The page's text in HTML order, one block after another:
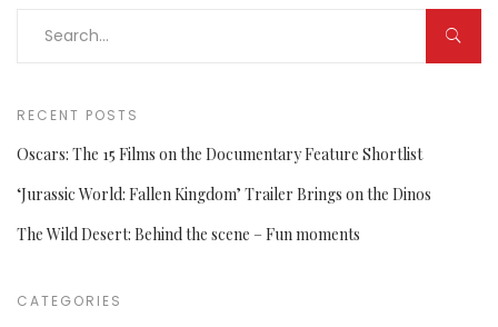
RECENT POSTS
Oscars: The 15 Films on the Documentary Feature Shortlist
‘Jurassic World: Fallen Kingdom’ Trailer Brings on the Dinos
The Wild Desert: Behind the scene – Fun moments
CATEGORIES